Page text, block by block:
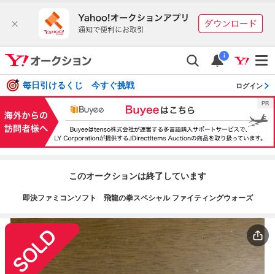
i
毎日引けるくじ 今すぐ挑戦 ログイン
このオークションは終了しています
即決ファミコンソフト 飛龍の拳スペシャル ファイティングウォーズ